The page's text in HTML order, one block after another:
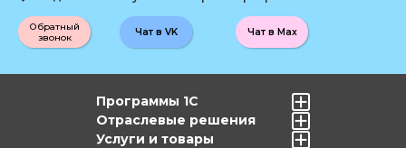
Обратный
звонок
Чат в Max
Чат в VK
Программы 1С
Отраслевые решения
Услуги и товары